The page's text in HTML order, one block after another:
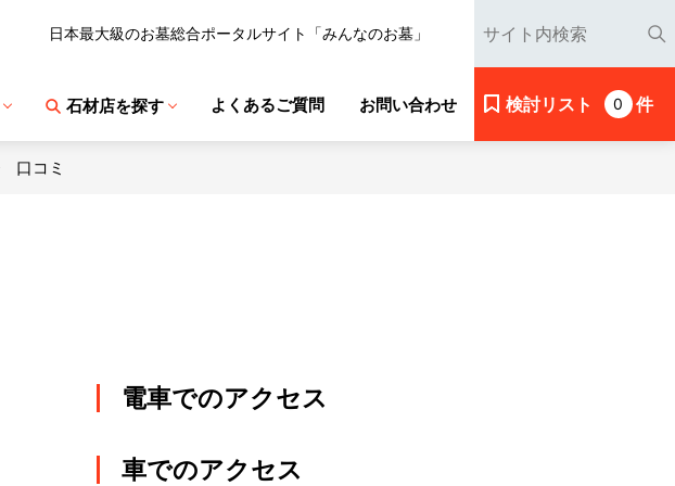
日本最大級のお墓総合ポータルサイト「みんなのお墓」
石材店を探す よくあるご質問 お問い合わせ 検討リスト 0 件
口コミ
電車でのアクセス
車でのアクセス